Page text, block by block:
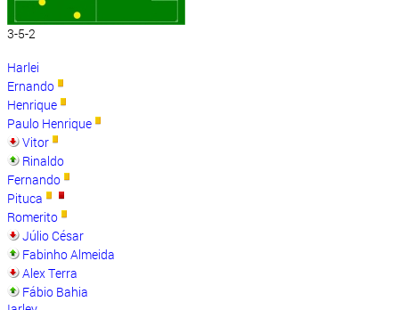
3-5-2
Harlei
Ernando
Henrique
Paulo Henrique
Vitor
Rinaldo
Fernando
Pituca
Romerito
Júlio César
Fabinho Almeida
Alex Terra
Fábio Bahia